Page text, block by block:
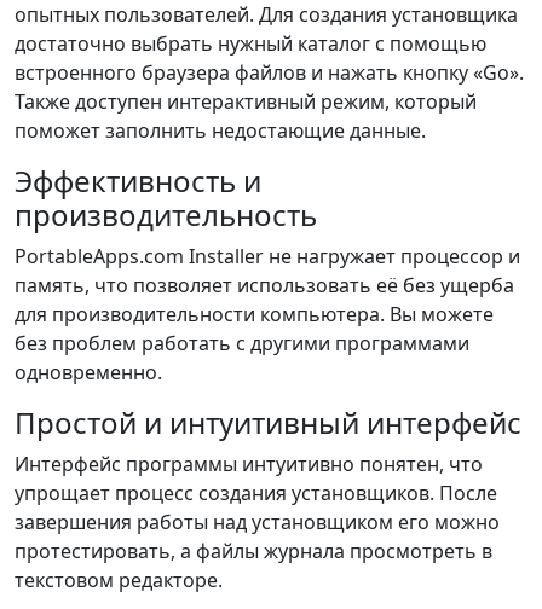
опытных пользователей. Для создания установщика
достаточно выбрать нужный каталог с помощью
встроенного браузера файлов и нажать кнопку «Go».
Также доступен интерактивный режим, который
поможет заполнить недостающие данные.
Эффективность и
производительность
PortableApps.com Installer не нагружает процессор и
память, что позволяет использовать её без ущерба
для производительности компьютера. Вы можете
без проблем работать с другими программами
одновременно.
Простой и интуитивный интерфейс
Интерфейс программы интуитивно понятен, что
упрощает процесс создания установщиков. После
завершения работы над установщиком его можно
протестировать, а файлы журнала просмотреть в
текстовом редакторе.